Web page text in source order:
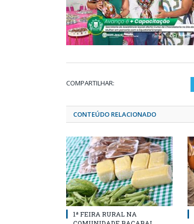
COMPARTILHAR:
CONTEÚDO RELACIONADO
1ª FEIRA RURAL NA